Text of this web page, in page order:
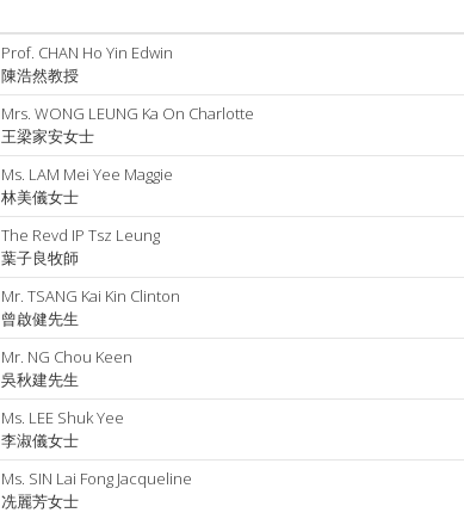
Prof. CHAN Ho Yin Edwin
陳浩然教授
Mrs. WONG LEUNG Ka On Charlotte
王梁家安女士
Ms. LAM Mei Yee Maggie
林美儀女士
The Revd IP Tsz Leung
葉子良牧師
Mr. TSANG Kai Kin Clinton
曾啟健先生
Mr. NG Chou Keen
吳秋建先生
Ms. LEE Shuk Yee
李淑儀女士
Ms. SIN Lai Fong Jacqueline
冼麗芳女士